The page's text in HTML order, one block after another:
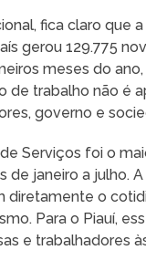
fica claro que
gerou 129.775
meses do
de trabalho não é
governo e
Serviços foi o
de janeiro a julho.
diretamente o
Para o Piauí,
e trabalhadores